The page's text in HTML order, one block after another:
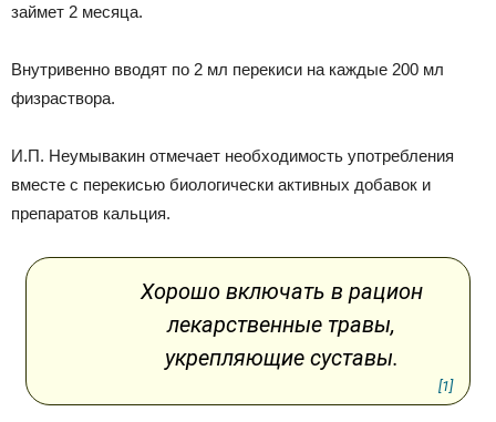
займет 2 месяца.
Внутривенно вводят по 2 мл перекиси на каждые 200 мл
физраствора.
И.П. Неумывакин отмечает необходимость употребления
вместе с перекисью биологически активных добавок и
препаратов кальция.
Хорошо включать в рацион
лекарственные травы,
укрепляющие суставы.
[1]